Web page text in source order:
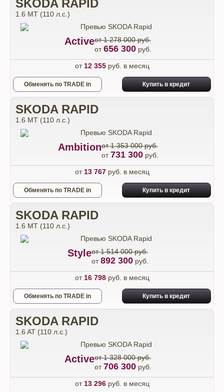
SKODA RAPID
1.6 MT (110 л.с.)
Activeот 1 278 000 руб.
от656 300 руб.
от 12 355руб. в месяц
Обменять по TRADE in Купить в кредит
SKODA RAPID
1.6 MT (110 л.с.)
Ambitionот 1 353 000 руб.
от731 300руб.
от 13 767руб. в месяц
Обменять по TRADE in Купить в кредит
SKODA RAPID
1.6 MT (110 л.с.)
Styleот 1 514 000 руб.
от892 300 руб.
от 16 798руб. в месяц
Обменять по TRADE in Купить в кредит
SKODA RAPID
1.6 AT (110 л.с.)
Activeот 1 328 000 руб.
от706 300 руб.
от 13 296руб. в месяц